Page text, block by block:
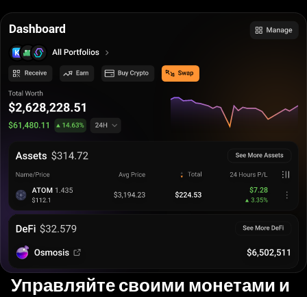
Управляйте своими монетами и